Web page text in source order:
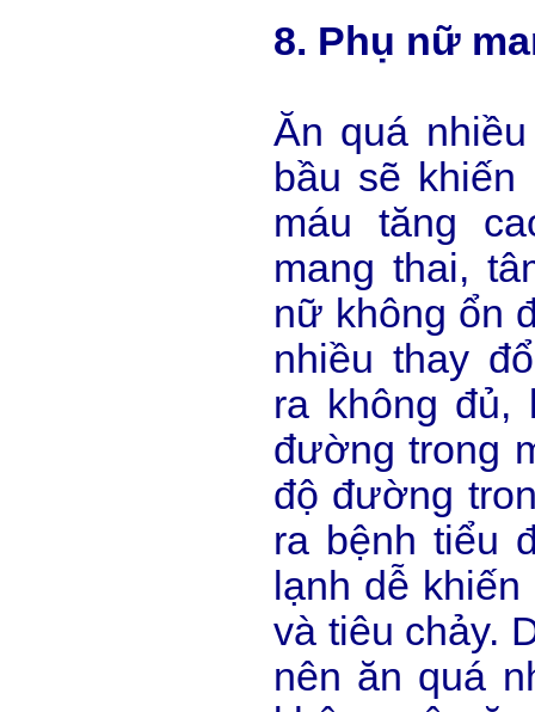
8. Phụ nữ
Ăn quá
bầu sẽ
máu tăng
mang thai,
nữ không ổn
nhiều thay
ra không đủ,
đường trong
độ đường
ra bệnh tiểu
lạnh dễ
và tiêu chảy.
nên ăn quá